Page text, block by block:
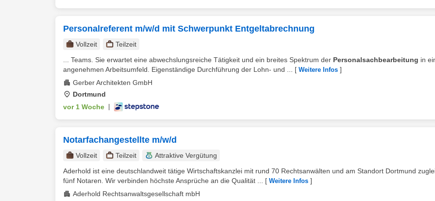
Personalreferent m/w/d mit Schwerpunkt Entgeltabrechnung
Vollzeit
Teilzeit
... Teams. Sie erwartet eine abwechslungsreiche Tätigkeit und ein breites Spektrum der Personalsachbearbeitung in
angenehmen Arbeitsumfeld. Eigenständige Durchführung der Lohn- und ...
[ Weitere Infos ]
Gerber Architekten GmbH
Dortmund
vor 1 Woche
Notarfachangestellte m/w/d
Vollzeit Teilzeit
Attraktive Vergütung
Aderhold ist eine deutschlandweit tätige Wirtschaftskanzlei mit rund 70 Rechtsanwälten und am Standort Dortmund
fünf Notaren. Wir verbinden höchste Ansprüche an die Qualität ...
[ Weitere Infos ]
Aderhold Rechtsanwaltsgesellschaft mbH